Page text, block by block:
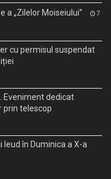
a „Zilelor Moiseiului” 7
cu permisul suspendat
Eveniment dedicat
prin telescop
Ieud în Duminica a X-a